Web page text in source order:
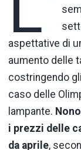
aspettative di
aumento delle
costringendo
caso delle
lampante.
i prezzi delle
da aprile,